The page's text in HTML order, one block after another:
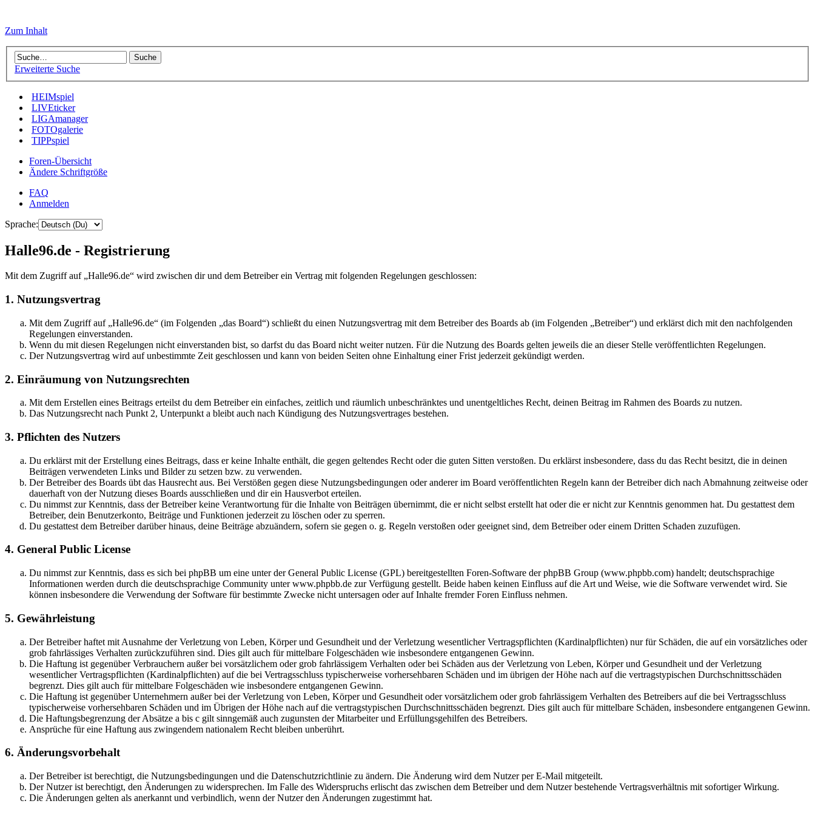
Zum Inhalt
Erweiterte Suche
HEIMspiel
LIVEticker
LIGAmanager
FOTOgalerie
TIPPspiel
Foren-Übersicht
Ändere Schriftgröße
FAQ
Anmelden
Sprache:
Halle96.de - Registrierung
Mit dem Zugriff auf „Halle96.de“ wird zwischen dir und dem Betreiber ein Vertrag mit folgenden Regelungen geschlossen:
1. Nutzungsvertrag
Mit dem Zugriff auf „Halle96.de“ (im Folgenden „das Board“) schließt du einen Nutzungsvertrag mit dem Betreiber des Boards ab (im Folgenden „Betreiber“) und erklärst dich mit den nachfolgenden
Regelungen einverstanden.
Wenn du mit diesen Regelungen nicht einverstanden bist, so darfst du das Board nicht weiter nutzen. Für die Nutzung des Boards gelten jeweils die an dieser Stelle veröffentlichten Regelungen.
Der Nutzungsvertrag wird auf unbestimmte Zeit geschlossen und kann von beiden Seiten ohne Einhaltung einer Frist jederzeit gekündigt werden.
2. Einräumung von Nutzungsrechten
Mit dem Erstellen eines Beitrags erteilst du dem Betreiber ein einfaches, zeitlich und räumlich unbeschränktes und unentgeltliches Recht, deinen Beitrag im Rahmen des Boards zu nutzen.
Das Nutzungsrecht nach Punkt 2, Unterpunkt a bleibt auch nach Kündigung des Nutzungsvertrages bestehen.
3. Pflichten des Nutzers
Du erklärst mit der Erstellung eines Beitrags, dass er keine Inhalte enthält, die gegen geltendes Recht oder die guten Sitten verstoßen. Du erklärst insbesondere, dass du das Recht besitzt, die in deinen
Beiträgen verwendeten Links und Bilder zu setzen bzw. zu verwenden.
Der Betreiber des Boards übt das Hausrecht aus. Bei Verstößen gegen diese Nutzungsbedingungen oder anderer im Board veröffentlichten Regeln kann der Betreiber dich nach Abmahnung zeitweise oder
dauerhaft von der Nutzung dieses Boards ausschließen und dir ein Hausverbot erteilen.
Du nimmst zur Kenntnis, dass der Betreiber keine Verantwortung für die Inhalte von Beiträgen übernimmt, die er nicht selbst erstellt hat oder die er nicht zur Kenntnis genommen hat. Du gestattest dem
Betreiber, dein Benutzerkonto, Beiträge und Funktionen jederzeit zu löschen oder zu sperren.
Du gestattest dem Betreiber darüber hinaus, deine Beiträge abzuändern, sofern sie gegen o. g. Regeln verstoßen oder geeignet sind, dem Betreiber oder einem Dritten Schaden zuzufügen.
4. General Public License
Du nimmst zur Kenntnis, dass es sich bei phpBB um eine unter der General Public License (GPL) bereitgestellten Foren-Software der phpBB Group (www.phpbb.com) handelt; deutschsprachige
Informationen werden durch die deutschsprachige Community unter www.phpbb.de zur Verfügung gestellt. Beide haben keinen Einfluss auf die Art und Weise, wie die Software verwendet wird. Sie
können insbesondere die Verwendung der Software für bestimmte Zwecke nicht untersagen oder auf Inhalte fremder Foren Einfluss nehmen.
5. Gewährleistung
Der Betreiber haftet mit Ausnahme der Verletzung von Leben, Körper und Gesundheit und der Verletzung wesentlicher Vertragspflichten (Kardinalpflichten) nur für Schäden, die auf ein vorsätzliches oder
grob fahrlässiges Verhalten zurückzuführen sind. Dies gilt auch für mittelbare Folgeschäden wie insbesondere entgangenen Gewinn.
Die Haftung ist gegenüber Verbrauchern außer bei vorsätzlichem oder grob fahrlässigem Verhalten oder bei Schäden aus der Verletzung von Leben, Körper und Gesundheit und der Verletzung
wesentlicher Vertragspflichten (Kardinalpflichten) auf die bei Vertragsschluss typischerweise vorhersehbaren Schäden und im übrigen der Höhe nach auf die vertragstypischen Durchschnittsschäden
begrenzt. Dies gilt auch für mittelbare Folgeschäden wie insbesondere entgangenen Gewinn.
Die Haftung ist gegenüber Unternehmern außer bei der Verletzung von Leben, Körper und Gesundheit oder vorsätzlichem oder grob fahrlässigem Verhalten des Betreibers auf die bei Vertragsschluss
typischerweise vorhersehbaren Schäden und im Übrigen der Höhe nach auf die vertragstypischen Durchschnittsschäden begrenzt. Dies gilt auch für mittelbare Schäden, insbesondere entgangenen Gewinn.
Die Haftungsbegrenzung der Absätze a bis c gilt sinngemäß auch zugunsten der Mitarbeiter und Erfüllungsgehilfen des Betreibers.
Ansprüche für eine Haftung aus zwingendem nationalem Recht bleiben unberührt.
6. Änderungsvorbehalt
Der Betreiber ist berechtigt, die Nutzungsbedingungen und die Datenschutzrichtlinie zu ändern. Die Änderung wird dem Nutzer per E-Mail mitgeteilt.
Der Nutzer ist berechtigt, den Änderungen zu widersprechen. Im Falle des Widerspruchs erlischt das zwischen dem Betreiber und dem Nutzer bestehende Vertragsverhältnis mit sofortiger Wirkung.
Die Änderungen gelten als anerkannt und verbindlich, wenn der Nutzer den Änderungen zugestimmt hat.